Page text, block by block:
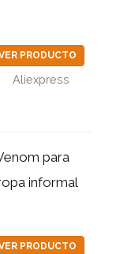
PRODUCTO
Aliexpress
para
informal
PRODUCTO